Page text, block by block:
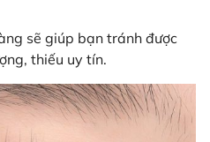
sẽ giúp bạn tránh được
thiếu uy tín.